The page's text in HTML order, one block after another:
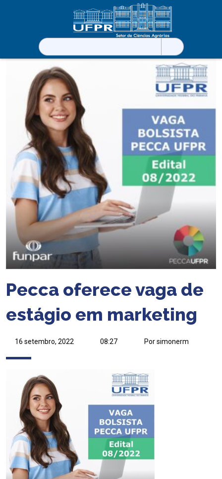
Pesquisar
por:
Pecca oferece vaga de
estágio em marketing
16 setembro, 2022 08:27 Por simonerm